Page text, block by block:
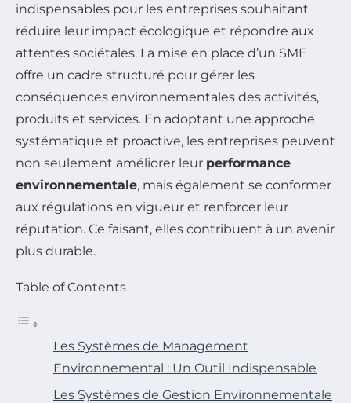
indispensables pour les entreprises souhaitant
réduire leur impact écologique et répondre aux
attentes sociétales. La mise en place d’un SME
offre un cadre structuré pour gérer les
conséquences environnementales des activités,
produits et services. En adoptant une approche
systématique et proactive, les entreprises peuvent
non seulement améliorer leur performance
environnementale, mais également se conformer
aux régulations en vigueur et renforcer leur
réputation. Ce faisant, elles contribuent à un avenir
plus durable.
Table of Contents
Les Systèmes de Management
Environnemental : Un Outil Indispensable
Les Systèmes de Gestion Environnementale